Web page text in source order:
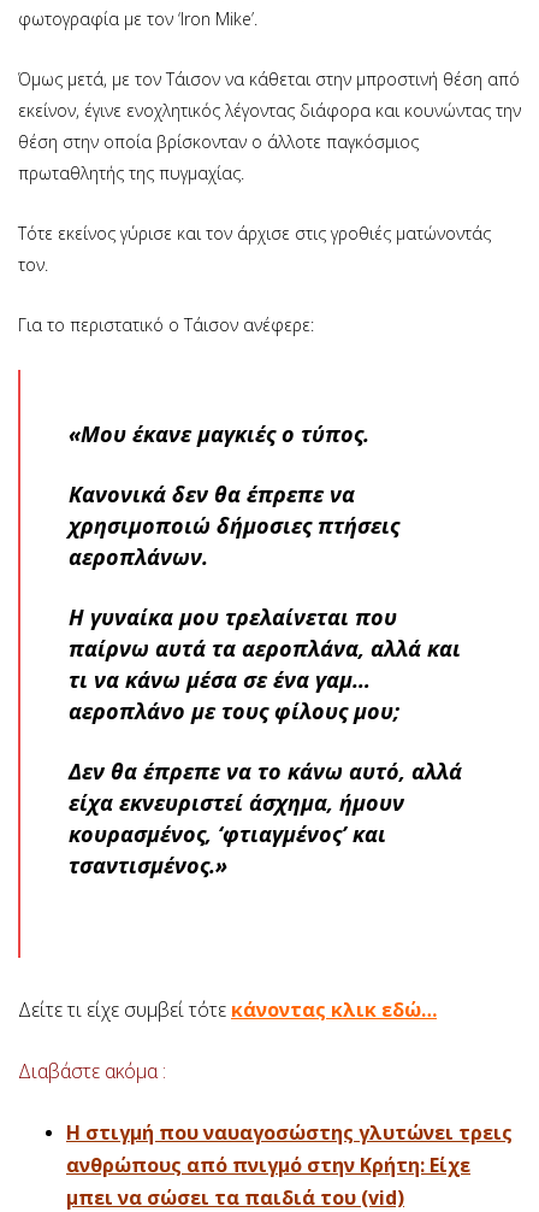
φωτογραφία με τον ‘Iron Mike’.
Όμως μετά, με τον Τάισον να κάθεται στην μπροστινή θέση από
εκείνον, έγινε ενοχλητικός λέγοντας διάφορα και κουνώντας την
θέση στην οποία βρίσκονταν ο άλλοτε παγκόσμιος
πρωταθλητής της πυγμαχίας.
Τότε εκείνος γύρισε και τον άρχισε στις γροθιές ματώνοντάς
τον.
Για το περιστατικό ο Τάισον ανέφερε:
«Μου έκανε μαγκιές ο τύπος.
Κανονικά δεν θα έπρεπε να
χρησιμοποιώ δήμοσιες πτήσεις
αεροπλάνων.
Η γυναίκα μου τρελαίνεται που
παίρνω αυτά τα αεροπλάνα, αλλά και
τι να κάνω μέσα σε ένα γαμ…
αεροπλάνο με τους φίλους μου;
Δεν θα έπρεπε να το κάνω αυτό, αλλά
είχα εκνευριστεί άσχημα, ήμουν
κουρασμένος, ‘φτιαγμένος’ και
τσαντισμένος.»
Δείτε τι είχε συμβεί τότε κάνοντας κλικ εδώ…
Διαβάστε ακόμα :
Η στιγμή που ναυαγοσώστης γλυτώνει τρεις
ανθρώπους από πνιγμό στην Κρήτη: Είχε
μπει να σώσει τα παιδιά του (vid)